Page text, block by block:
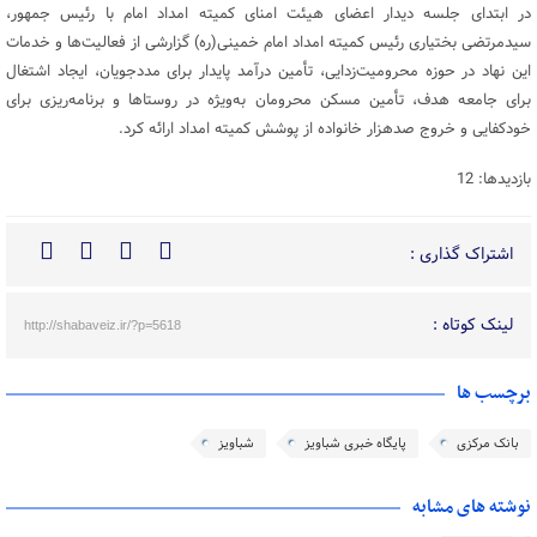
در ابتدای جلسه دیدار اعضای هیئت امنای کمیته امداد امام با رئیس جمهور،
سیدمرتضی بختیاری رئیس کمیته امداد امام خمینی(ره) گزارشی از فعالیت‌ها و خدمات
این نهاد در حوزه محرومیت‌زدایی، تأمین درآمد پایدار برای مددجویان، ایجاد اشتغال
برای جامعه هدف، تأمین مسکن محرومان به‌ویژه در روستاها و برنامه‌ریزی برای
خودکفایی و خروج صدهزار خانواده از پوشش کمیته امداد ارائه کرد.
بازدیدها: 12
اشتراک گذاری :
لینک کوتاه : http://shabaveiz.ir/?p=5618
برچسب ها
بانک مرکزی پایگاه خبری شباویز شباویز
نوشته های مشابه